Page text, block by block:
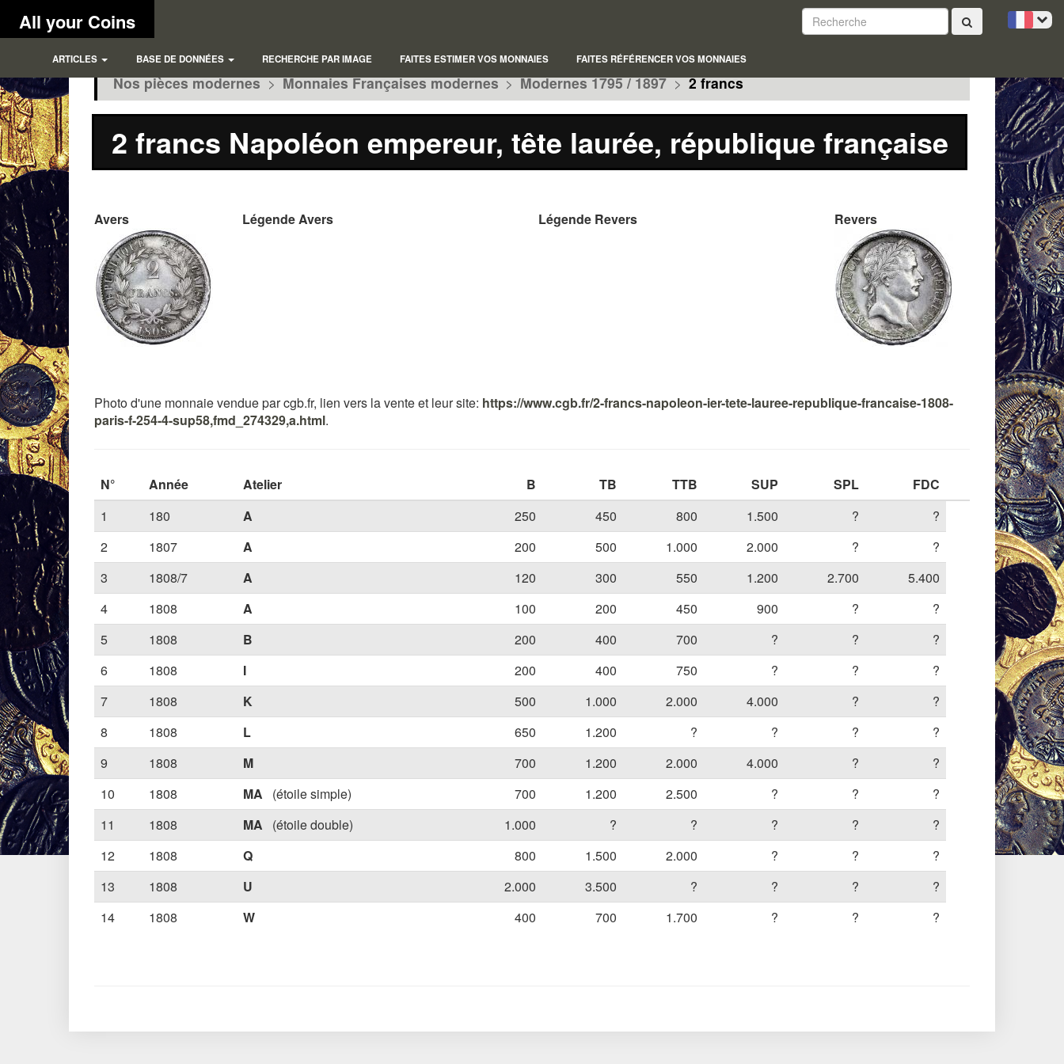
All your Coins
ARTICLES BASE DE DONNÉES RECHERCHE PAR IMAGE FAITES ESTIMER VOS MONNAIES FAITES RÉFÉRENCER VOS MONNAIES
Nos pièces modernes > Monnaies Françaises modernes > Modernes 1795 / 1897 > 2 francs
2 francs Napoléon empereur, tête laurée, république française
Avers Légende Avers Légende Revers Revers
Photo d'une monnaie vendue par cgb.fr, lien vers la vente et leur site: https://www.cgb.fr/2-francs-napoleon-ier-tete-lauree-republique-francaise-1808-
paris-f-254-4-sup58,fmd_274329,a.html.
N° Année Atelier B TB TTB SUP SPL
FDC
1
180 A 250 450 800 1.500 ?
?
2
1807 A 200 500 1.000 2.000 ?
?
3
1808/7 A 120 300 550 1.200 2.700
5.400
4
1808 A 100 200 450 900 ?
?
5
1808 B 200 400 700 ? ?
?
6
1808 I 200 400 750 ? ?
?
7
1808 K 500 1.000 2.000 4.000 ?
?
8
1808 L 650 1.200 ? ? ?
?
9
1808 M 700 1.200 2.000 4.000 ?
?
10
1808 MA (étoile simple) 700 1.200 2.500 ? ?
?
11
1808 MA (étoile double) 1.000 ? ? ? ?
?
12
1808 Q 800 1.500 2.000 ? ?
?
13
1808 U 2.000 3.500 ? ? ?
?
14
1808 W 400 700 1.700 ? ? ?